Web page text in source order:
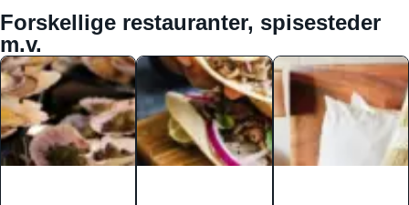
Forskellige restauranter, spisesteder
m.v.